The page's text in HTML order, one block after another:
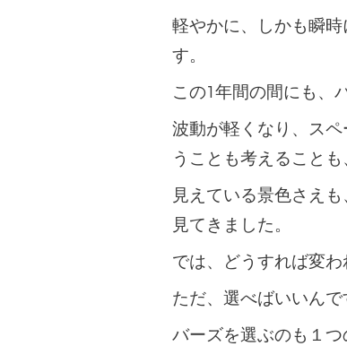
軽やかに、しかも瞬
す。
この1年間の間にも、
波動が軽くなり、ス
うことも考えることも
見えている景色さえ
見てきました。
では、どうすれば変わ
ただ、選べばいいんで
バーズを選ぶのも１つ